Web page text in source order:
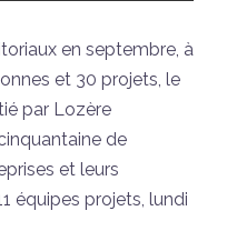
en septembre, à
et 30 projets, le
par Lozère
de
et leurs
équipes projets, lundi